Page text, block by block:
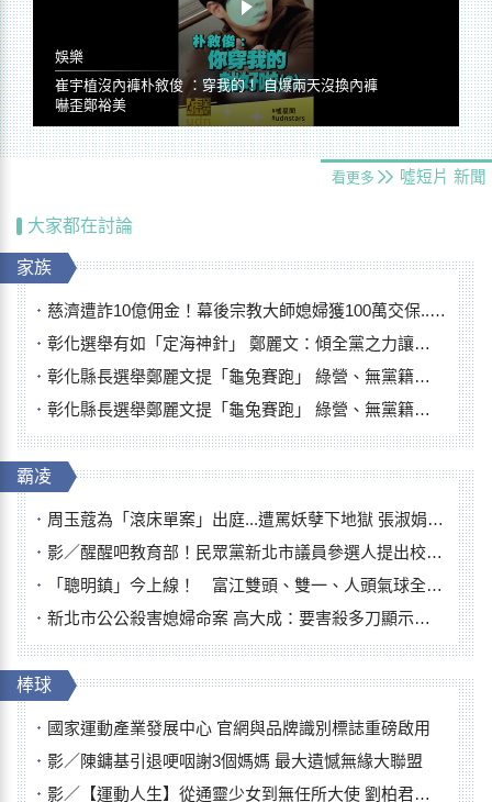
娛樂
崔宇植沒內褲朴敘俊 ：穿我的！ 自爆兩天沒換內褲
嚇歪鄭裕美
看更多 噓短片 新聞
大家都在討論
家族
慈濟遭詐10億佣金！幕後宗教大師媳婦獲100萬交保...快步奔離不發一語
彰化選舉有如「定海神針」 鄭麗文：傾全黨之力讓彰化贏
彰化縣長選舉鄭麗文提「龜兔賽跑」 綠營、無黨籍忙否認是烏龜
彰化縣長選舉鄭麗文提「龜兔賽跑」 綠營、無黨籍忙否認是烏龜
霸凌
周玉蔻為「滾床單案」出庭...遭罵妖孽下地獄 張淑娟批：舌頭殺人有罪
影／醒醒吧教育部！民眾黨新北市議員參選人提出校園反毒防線升級政見
「聰明鎮」今上線！ 富江雙頭、雙一、人頭氣球全登場
新北市公公殺害媳婦命案 高大成：要害殺多刀顯示怨恨深
棒球
國家運動產業發展中心 官網與品牌識別標誌重磅啟用
影／陳鏞基引退哽咽謝3個媽媽 最大遺憾無緣大聯盟
影／【運動人生】從通靈少女到無任所大使 劉柏君女裁判人生國際發光